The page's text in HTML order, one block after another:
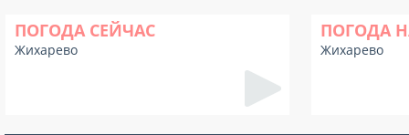
ПОГОДА СЕЙЧАС
Жихарево
ПОГОДА
Жихарево